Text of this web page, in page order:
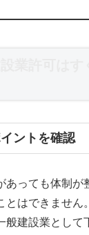
ントを確認
あっても体制が
はできません。
般建設業として